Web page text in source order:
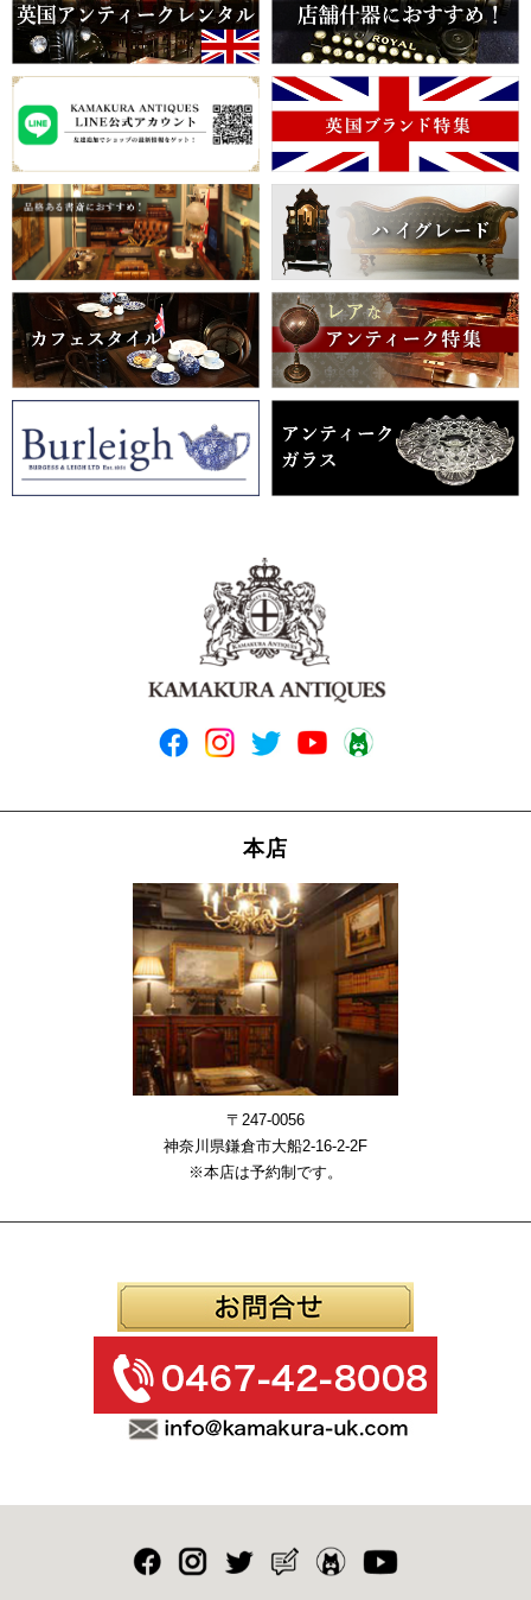
本店
〒247-0056
神奈川県鎌倉市大船2-16-2-2F
※本店は予約制です。